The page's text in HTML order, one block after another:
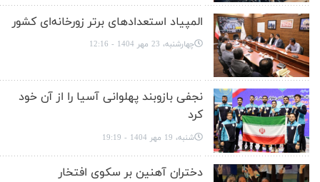
المپیاد استعدادهای برتر زورخانه‌ای کشور
چهارشنبه، 23 مهر 1404 - 12:16
نجفی بازوبند پهلوانی آسیا را از آن خود
کرد
شنبه، 19 مهر 1404 - 19:19
دختران آهنین بر سکوی افتخار